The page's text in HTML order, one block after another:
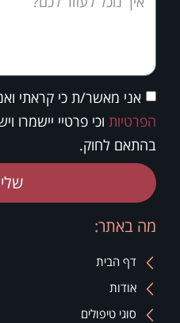
מה באתר:
דף הבית
אודות
סוגי טיפולים
אני מאשר/ת כי קראתי
הפרטיות וכי פרטיי יישמרו
בהתאם לחוק.